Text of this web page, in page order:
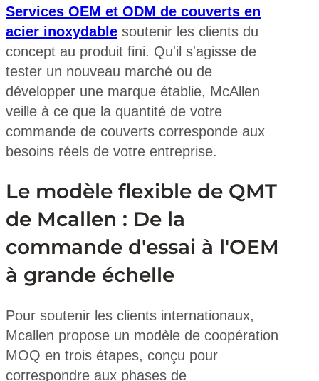
Services OEM et ODM de couverts en
acier inoxydable soutenir les clients du
concept au produit fini. Qu'il s'agisse de
tester un nouveau marché ou de
développer une marque établie, McAllen
veille à ce que la quantité de votre
commande de couverts corresponde aux
besoins réels de votre entreprise.
Le modèle flexible de QMT
de Mcallen : De la
commande d'essai à l'OEM
à grande échelle
Pour soutenir les clients internationaux,
Mcallen propose un modèle de coopération
MOQ en trois étapes, conçu pour
correspondre aux phases de